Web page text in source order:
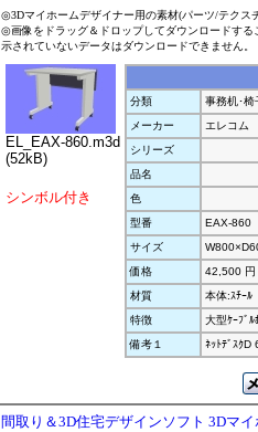
◎3Dマイホームデザイナー用の素材(パーツ/テクス
◎画像をドラッグ＆ドロップしてダウンロードす
示されていないデータはダウンロードできません。
EL_EAX-860.m3d
(52kB)
シンボル付き
分類
事務机･椅
メーカー
エレコム
シリーズ
品名
色
型番
EAX-860
サイズ
価格
42,500 円
材質
本体:ｽﾁｰﾙ
特徴
大型ｹｰﾌﾞﾙ
備考１
ﾈｯﾄﾃﾞｽｸD
間取り＆3D住宅デザインソフト 3Dマ